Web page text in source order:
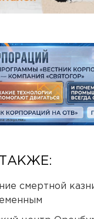
смертной